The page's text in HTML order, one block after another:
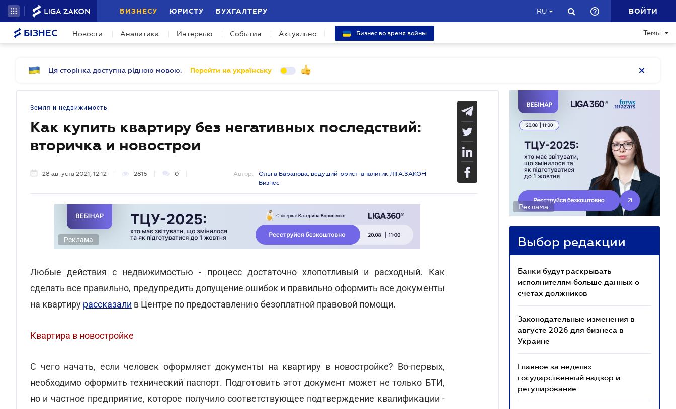
БИЗНЕСУ ЮРИСТУ БУХГАЛТЕРУ RU ВОЙТИ
БІЗНЕС Новости Аналитика Интервью События Актуально Бизнес во время войны Темы
Ця сторінка доступна рідною мовою. Перейти на українську
Земля и недвижимость
Как купить квартиру без негативных последствий:
вторичка и новострои
28 августа 2021, 12:12 2815 0 Автор:
Ольга Баранова, ведущий юрист-аналитик ЛІГА:ЗАКОН
Бизнес
Реклама
Любые действия с недвижимостью - процесс достаточно хлопотливый и расходный. Как
сделать все правильно, предупредить допущение ошибок и правильно оформить все документы
на квартиру рассказали в Центре по предоставлению безоплатной правовой помощи.
Квартира в новостройке
С чего начать, если человек оформляет документы на квартиру в новостройке? Во-первых,
необходимо оформить технический паспорт. Подготовить этот документ может не только БТИ,
но и частное предприятие, которое получило соответствующее подтверждение квалификации -
Реклама
Выбор редакции
Банки будут раскрывать
исполнителям больше данных о
счетах должников
Законодательные изменения в
августе 2026 для бизнеса в
Украине
Главное за неделю:
государственный надзор и
регулирование